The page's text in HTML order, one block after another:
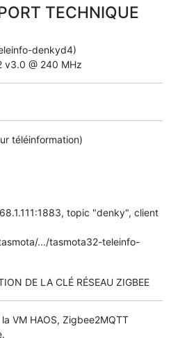
TECHNIQUE
denkyd4)
v3.0 @ 240 MHz
téléinformation)
topic "denky", client
.../tasmota32-teleinfo-
DE LA CLÉ RÉSEAU ZIGBEE
VM HAOS, Zigbee2MQTT